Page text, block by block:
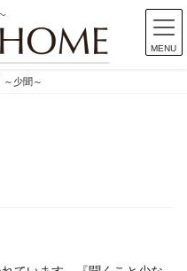
～少聞～
MENU